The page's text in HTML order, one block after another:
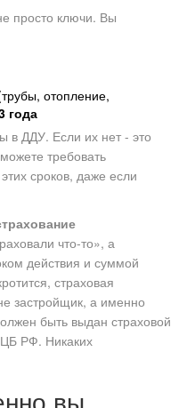
просто ключи. Вы
отопление,
года
в ДДУ. Если их нет - это
требовать
сроков, даже если
что-то», а
действия и суммой
страховая
застройщик, а именно
быть выдан страховой
РФ. Никаких